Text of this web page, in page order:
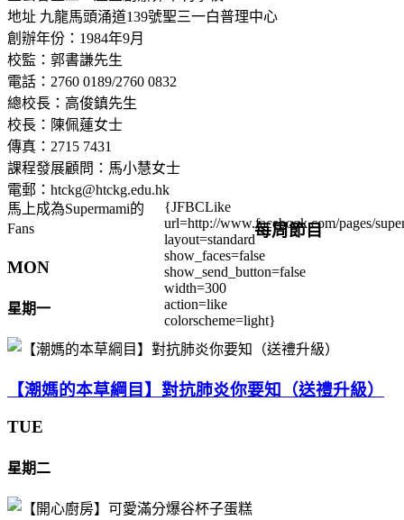
地址 九龍馬頭涌道139號聖三一白普理中心
創辦年份：1984年9月
校監：郭書謙先生
電話：2760 0189/2760 0832
總校長：高俊鎮先生
校長：陳佩蓮女士
傳真：2715 7431
課程發展顧問：馬小慧女士
電郵：htckg@htckg.edu.hk
馬上成為Supermami的
Fans
{JFBCLike
url=http://www.facebook.com/pages/
layout=standard
show_faces=false
show_send_button=false
width=300
action=like
colorscheme=light}
每周節目
MON
星期一
【潮媽的本草綱目】對抗肺炎你要知（送禮升級）
TUE
星期二